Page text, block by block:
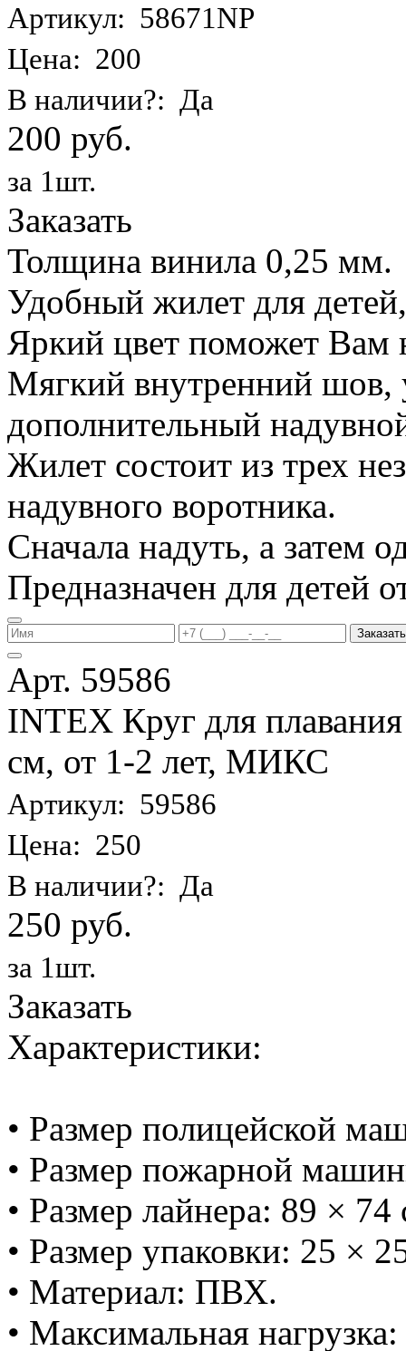
Артикул: 58671NP
Цена: 200
В наличии?: Да
200 руб.
за 1шт.
Заказать
Толщина винила 0,25 мм.
Удобный жилет для
Яркий цвет поможет Вам
Мягкий внутренний шов,
дополнительный
Жилет состоит из трех
надувного воротника.
Сначала надуть, а затем
Предназначен для детей
Заказать
Арт. 59586
INTEX Круг для
см, от 1-2 лет, МИКС
Артикул: 59586
Цена: 250
В наличии?: Да
250 руб.
за 1шт.
Заказать
Характеристики:
• Размер полицейской
• Размер пожарной
• Размер лайнера: 89 × 74
• Размер упаковки: 25 ×
• Материал: ПВХ.
• Максимальная нагрузка: